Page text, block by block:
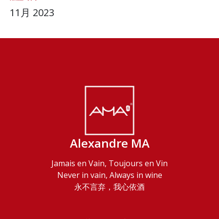
11月 2023
Alexandre MA
Jamais en Vain, Toujours en Vin
Never in vain, Always in wine
永不言弃，我心依酒